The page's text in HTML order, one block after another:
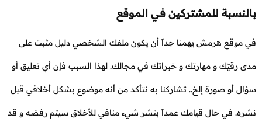
بالنسبة للمشتركين في الموقع
في موقع هرمش يهمنا جداً أن يكون ملفك الشخصي دليل مثبت على
مدى رقيّك و مهارتك و خبراتك في مجالك. لهذا السبب فإن أي تعليق أو
سؤال أو صورة إلخ.. تشاركنا به نتأكد من أنه موضوع بشكل أخلاقي قبل
نشره. في حال قيامك عمداً بنشر شيء منافي للأخلاق سيتم رفضه و قد